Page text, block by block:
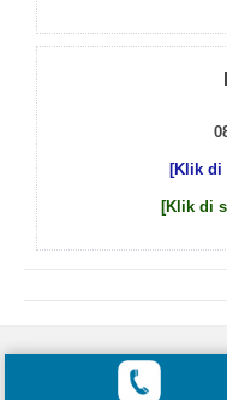
[Klik di
[Klik di